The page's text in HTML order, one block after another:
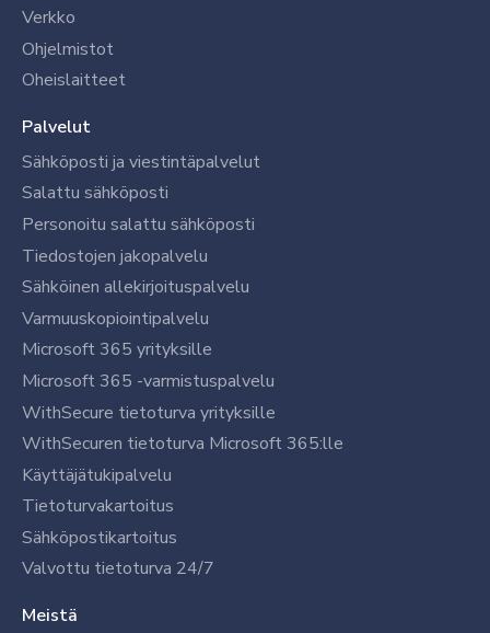
Verkko
Ohjelmistot
Oheislaitteet
Palvelut
Sähköposti ja viestintäpalvelut
Salattu sähköposti
Personoitu salattu sähköposti
Tiedostojen jakopalvelu
Sähköinen allekirjoituspalvelu
Varmuuskopiointipalvelu
Microsoft 365 yrityksille
Microsoft 365 -varmistuspalvelu
WithSecure tietoturva yrityksille
WithSecuren tietoturva Microsoft 365:lle
Käyttäjätukipalvelu
Tietoturvakartoitus
Sähköpostikartoitus
Valvottu tietoturva 24/7
Meistä